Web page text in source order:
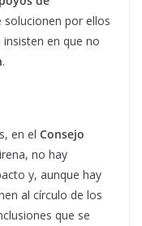
solucionen por ellos
en que no
.
en el Consejo
no hay
y, aunque hay
al círculo de los
que se